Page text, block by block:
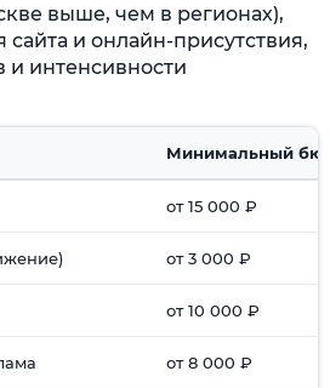
выше, чем в регионах),
сайта и онлайн-присутствия,
и интенсивности
Минимальный
от 15 000 ₽
от 3 000 ₽
от 10 000 ₽
от 8 000 ₽